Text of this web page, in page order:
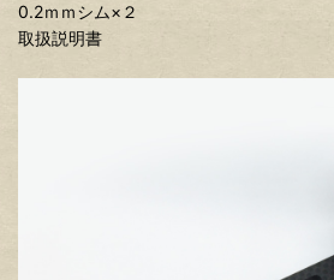
0.2ｍｍシム×２
取扱説明書